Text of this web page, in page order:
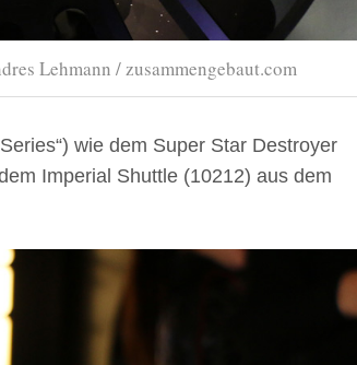
Lehmann / zusammengebaut.com
wie dem Super Star Destroyer
Imperial Shuttle (10212) aus dem